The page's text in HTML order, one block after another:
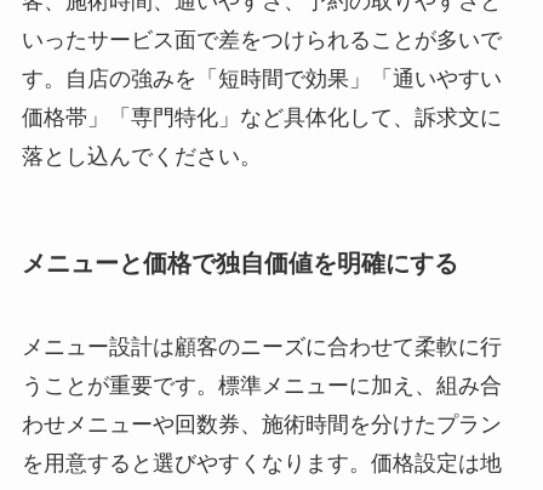
いったサービス面で差をつけられることが多いで
す。自店の強みを「短時間で効果」「通いやすい
価格帯」「専門特化」など具体化して、訴求文に
落とし込んでください。
メニューと価格で独自価値を明確にする
メニュー設計は顧客のニーズに合わせて柔軟に行
うことが重要です。標準メニューに加え、組み合
わせメニューや回数券、施術時間を分けたプラン
を用意すると選びやすくなります。価格設定は地